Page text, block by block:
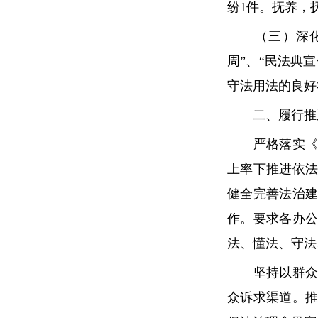
纷1件。抚养，
（三）深化
周”、“民法典
守法用法的良
二、履行推
严格落实《
上率下推进依
健全完善法治
作。要求各办
法、懂法、守
坚持以群众
众诉求渠道。